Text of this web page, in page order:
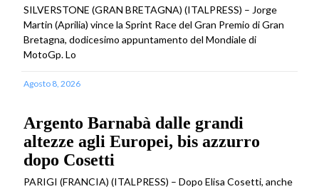
SILVERSTONE (GRAN BRETAGNA) (ITALPRESS) – Jorge
Martin (Aprilia) vince la Sprint Race del Gran Premio di Gran
Bretagna, dodicesimo appuntamento del Mondiale di
MotoGp. Lo
Agosto 8, 2026
Argento Barnabà dalle grandi
altezze agli Europei, bis azzurro
dopo Cosetti
PARIGI (FRANCIA) (ITALPRESS) – Dopo Elisa Cosetti, anche